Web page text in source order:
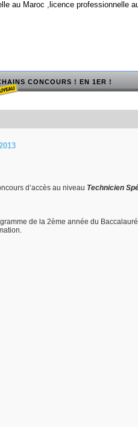
au Maroc ,licence professionnelle
CONCOURS ! EN 1ER !
d’accès au niveau Technicien
de la 2ème année du